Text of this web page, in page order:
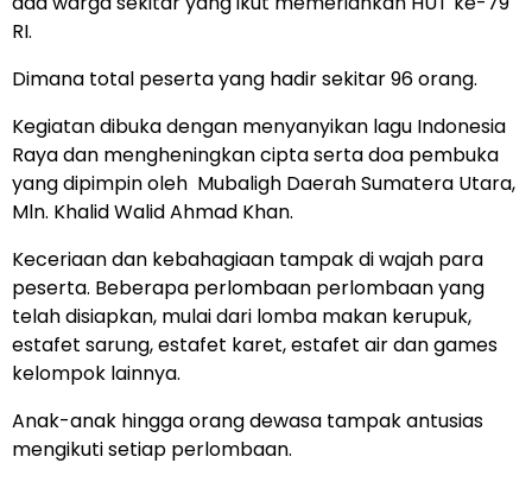
RI.
Dimana total peserta yang hadir sekitar 96 orang.
Kegiatan dibuka dengan menyanyikan lagu Indonesia
Raya dan mengheningkan cipta serta doa pembuka
yang dipimpin oleh Mubaligh Daerah Sumatera Utara,
Mln. Khalid Walid Ahmad Khan.
Keceriaan dan kebahagiaan tampak di wajah para
peserta. Beberapa perlombaan perlombaan yang
telah disiapkan, mulai dari lomba makan kerupuk,
estafet sarung, estafet karet, estafet air dan games
kelompok lainnya.
Anak-anak hingga orang dewasa tampak antusias
mengikuti setiap perlombaan.